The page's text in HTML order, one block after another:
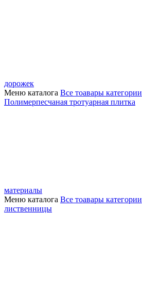
дорожек
Меню каталога Все тоавары категории
Полимерпесчаная тротуарная плитка
материалы
Меню каталога Все тоавары категории
лиственницы